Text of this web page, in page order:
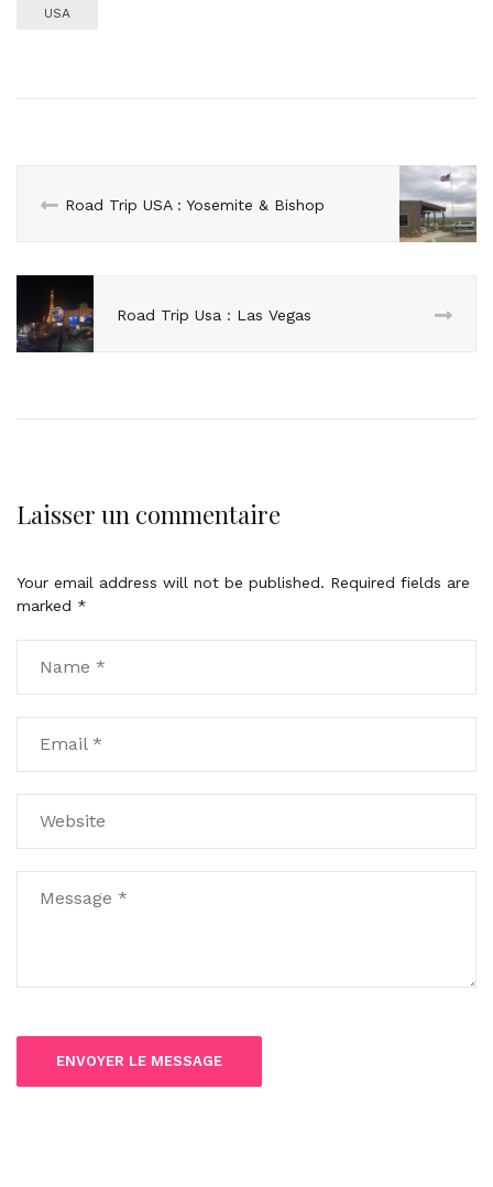
USA
Road Trip USA : Yosemite & Bishop
Road Trip Usa : Las Vegas
Laisser un commentaire
Your email address will not be published. Required fields are
marked *